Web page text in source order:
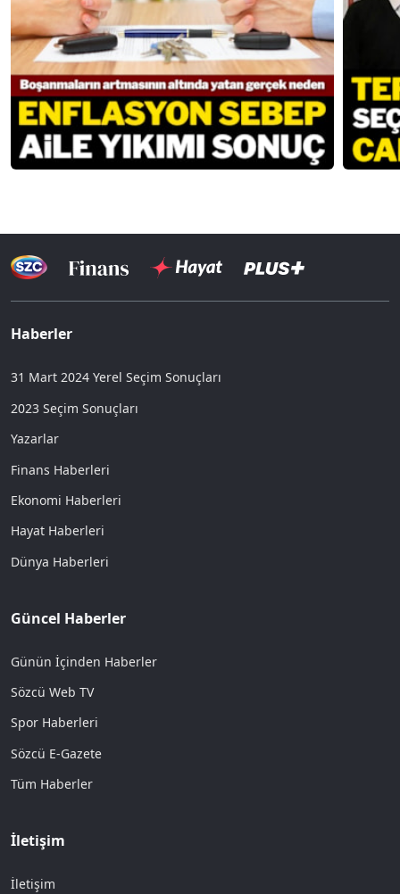
Haberler
31 Mart 2024 Yerel Seçim Sonuçları
2023 Seçim Sonuçları
Yazarlar
Finans Haberleri
Ekonomi Haberleri
Hayat Haberleri
Dünya Haberleri
Güncel Haberler
Günün İçinden Haberler
Sözcü Web TV
Spor Haberleri
Sözcü E-Gazete
Tüm Haberler
İletişim
İletişim